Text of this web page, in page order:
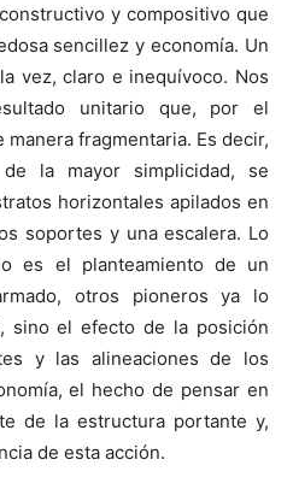
y compositivo que
sencillez y economía. Un
vez, claro e inequívoco. Nos
unitario que, por el
fragmentaria. Es decir,
la mayor simplicidad, se
horizontales apilados en
soportes y una escalera. Lo
es el planteamiento de un
otros pioneros ya lo
sino el efecto de la posición
y las alineaciones de los
el hecho de pensar en
de la estructura portante y,
de esta acción.